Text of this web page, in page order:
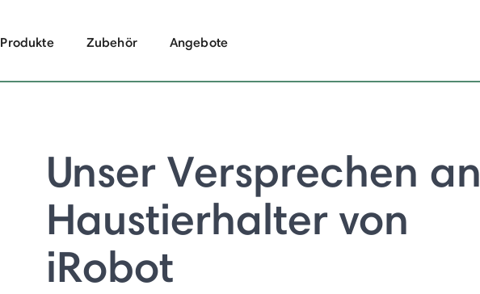
Produkte Zubehör Angebote
Unser Versprechen an
Haustierhalter von
iRobot